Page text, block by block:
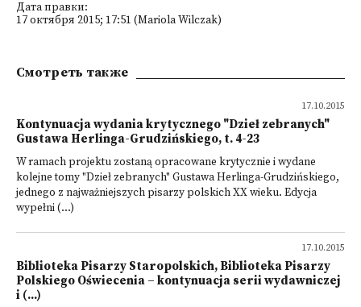
Дата правки:
17 октября 2015; 17:51 (Mariola Wilczak)
Смотреть также
17.10.2015
Kontynuacja wydania krytycznego "Dzieł zebranych"
Gustawa Herlinga-Grudzińskiego, t. 4-23
W ramach projektu zostaną opracowane krytycznie i wydane
kolejne tomy "Dzieł zebranych" Gustawa Herlinga-Grudzińskiego,
jednego z najważniejszych pisarzy polskich XX wieku. Edycja
wypełni (...)
17.10.2015
Biblioteka Pisarzy Staropolskich, Biblioteka Pisarzy
Polskiego Oświecenia – kontynuacja serii wydawniczej
i (...)